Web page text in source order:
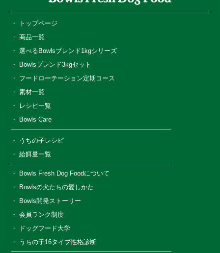
トップページ
商品一覧
選べるBowlsブレンド1kgシリーズ
Bowlsブレンド3kgセット
フードローテーション定期コース
素材一覧
レシピ一覧
Bowls Care
うちの子レシピ
給餌量一覧
Bowls Fresh Dog Foodについて
Bowlsの犬たちの愛しかた
Bowls開発ストーリー
会員ランク制度
ドッグフード大学
うちの子16タイプ性格診断